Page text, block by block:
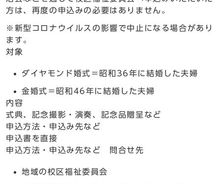
方は、再度の申込みの必要はありません。
※新型コロナウイルスの影響で中止になる場合があり
ます。
対象
ダイヤモンド婚式＝昭和36年に結婚した夫婦
金婚式＝昭和46年に結婚した夫婦
内容
式典、記念撮影・演奏、記念品贈呈など
申込方法・申込み先など
申込書を直接
申込方法・申込み先など 問合せ先
地域の校区福祉委員会